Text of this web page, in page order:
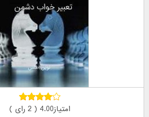
امتیاز4.00 ( 2 رای )